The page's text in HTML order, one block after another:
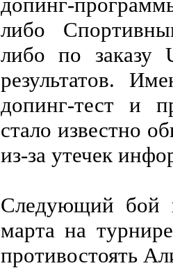
либо
либо по заказу
результатов.
допинг-тест и
стало известно
из-за утечек
Следующий бой
марта на
противостоять